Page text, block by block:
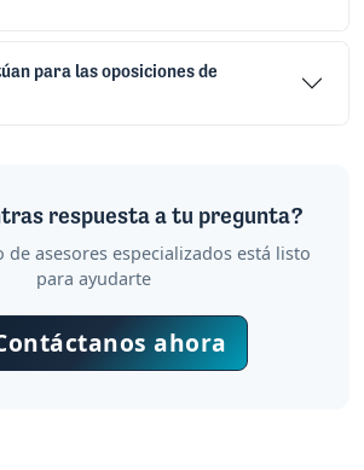
para las oposiciones de
respuesta a tu pregunta?
asesores especializados está listo
para ayudarte
ahora